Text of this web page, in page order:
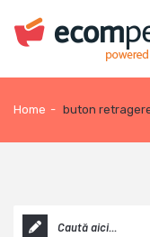
Home - buton